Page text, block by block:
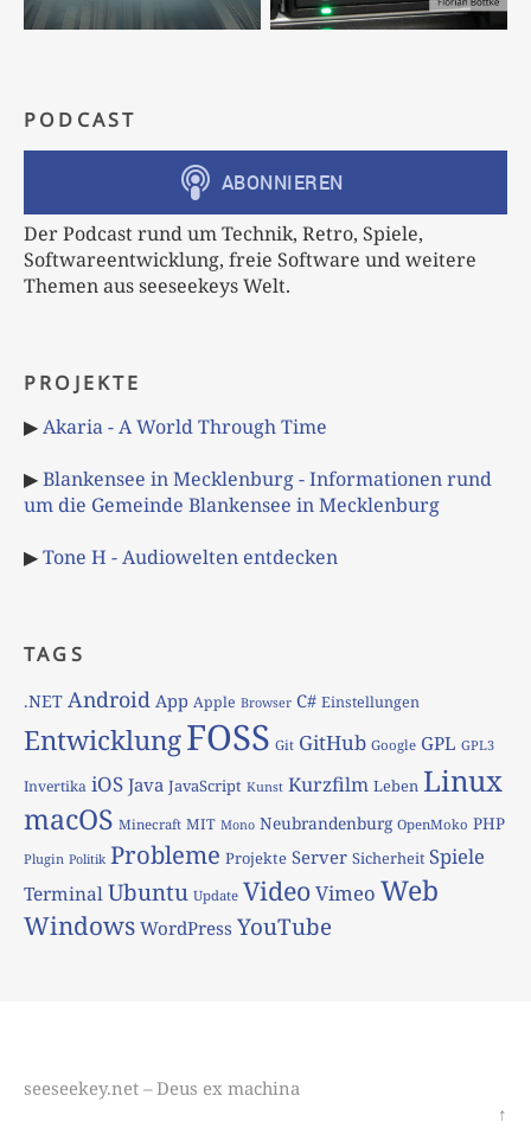
PODCAST
Der Podcast rund um Technik, Retro, Spiele,
Softwareentwicklung, freie Software und weitere
Themen aus seeseekeys Welt.
PROJEKTE
▶Akaria - A World Through Time
▶Blankensee in Mecklenburg - Informationen rund
um die Gemeinde Blankensee in Mecklenburg
▶Tone H - Audiowelten entdecken
TAGS
.NET Android App Apple Browser C# Einstellungen
EntwicklungFOSS Git GitHub Google GPL GPL3
Invertika iOS Java JavaScript Kunst Kurzfilm Leben Linux
macOS Minecraft MIT Mono Neubrandenburg OpenMoko PHP
Plugin Politik Probleme Projekte Server Sicherheit Spiele
TerminalUbuntu Update VideoVimeo Web
Windows WordPress YouTube
seeseekey.net – Deus ex machina
↑